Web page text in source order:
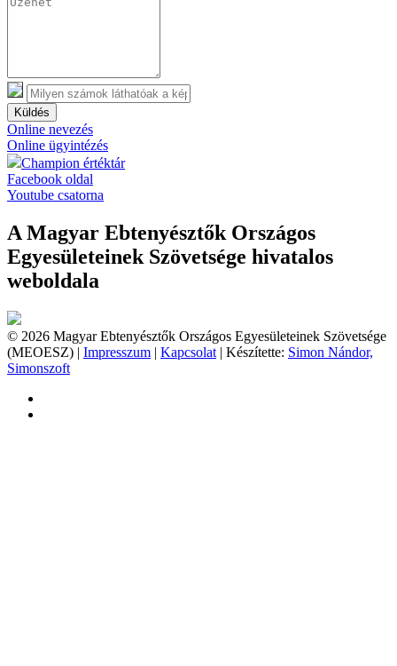
Küldés
Online nevezés
Online ügyintézés
Champion értéktár
Facebook oldal
Youtube csatorna
A Magyar Ebtenyésztők Országos
Egyesületeinek Szövetsége hivatalos
weboldala
© 2026 Magyar Ebtenyésztők Országos Egyesületeinek Szövetsége
(MEOESZ) | Impresszum | Kapcsolat | Készítette: Simon Nándor,
Simonszoft